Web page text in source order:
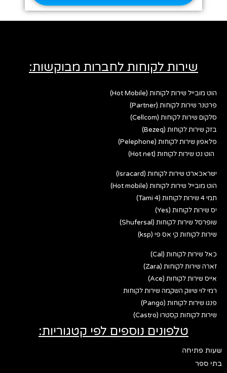
שירות לקוחות לחברות מבוקשות:
הוט מובייל שירות לקוחות (Hot Mobile)
פרטנר שירות לקוחות (Partner)
סלקום שירות לקוחות (Cellcom)
בזק שירות לקוחות (Bezeq)
פלאפון שירות לקוחות (Pelephone)
הוט נט שירות לקוחות (Hot net)
ישראכארט שירות לקוחות (Isracard)
הוט מובייל שירות לקוחות (Hot mobile)
תמי 4 שירות לקוחות (Tami 4)
יס שירות לקוחות (Yes)
שופרסל שירות לקוחות (Shufersal)
שירות לקוחות קי אס פי (ksp)
כאל שירות לקוחות (Cal)
זארה שירות לקוחות (Zara)
אייס שירות לקוחות (Ace)
רמי לוי שיווק השקמה שירות לקוחות
פנגו שירות לקוחות (Pango)
שירות לקוחות קסטרו (Castro)
טלפונים נוספים לפי קטגוריות:
שעות פתיחה
בתי ספר